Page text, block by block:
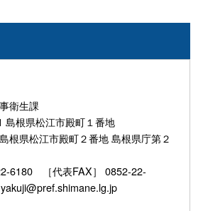
衛生課
島根県松江市殿町１番地
根県松江市殿町２番地 島根県庁第２
6180 ［代表FAX］ 0852-22-